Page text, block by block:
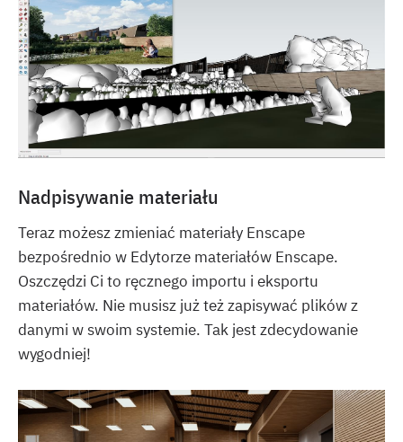
Nadpisywanie materiału
Teraz możesz zmieniać materiały Enscape
bezpośrednio w Edytorze materiałów Enscape.
Oszczędzi Ci to ręcznego importu i eksportu
materiałów. Nie musisz już też zapisywać plików z
danymi w swoim systemie. Tak jest zdecydowanie
wygodniej!